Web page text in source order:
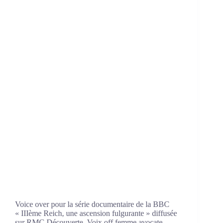
Voice over pour la série documentaire de la BBC
« IIIème Reich, une ascension fulgurante » diffusée